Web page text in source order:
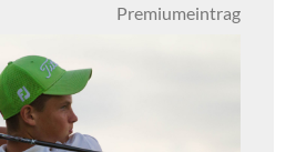
Premiumeintrag